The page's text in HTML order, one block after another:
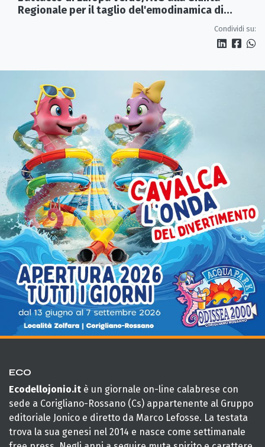
Regionale per il taglio del'emodinamica di
Condividi su:
ECO
Ecodellojonio.it è un giornale on-line calabrese con
sede a Corigliano-Rossano (Cs) appartenente al Gruppo
editoriale Jonico e diretto da Marco Lefosse. La testata
trova la sua genesi nel 2014 e nasce come settimanale